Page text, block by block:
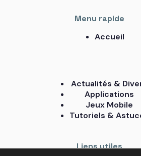
Menu rapide
Accueil
Actualités &
Applications
Jeux Mobile
Tutoriels &
Liens utiles